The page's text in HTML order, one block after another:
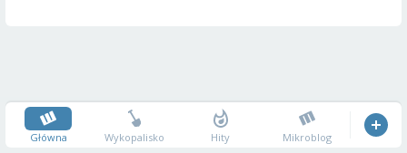
Główna Wykopalisko Hity Mikroblog